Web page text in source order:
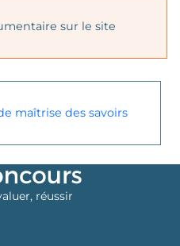
sur le site
maîtrise des savoirs
réussir